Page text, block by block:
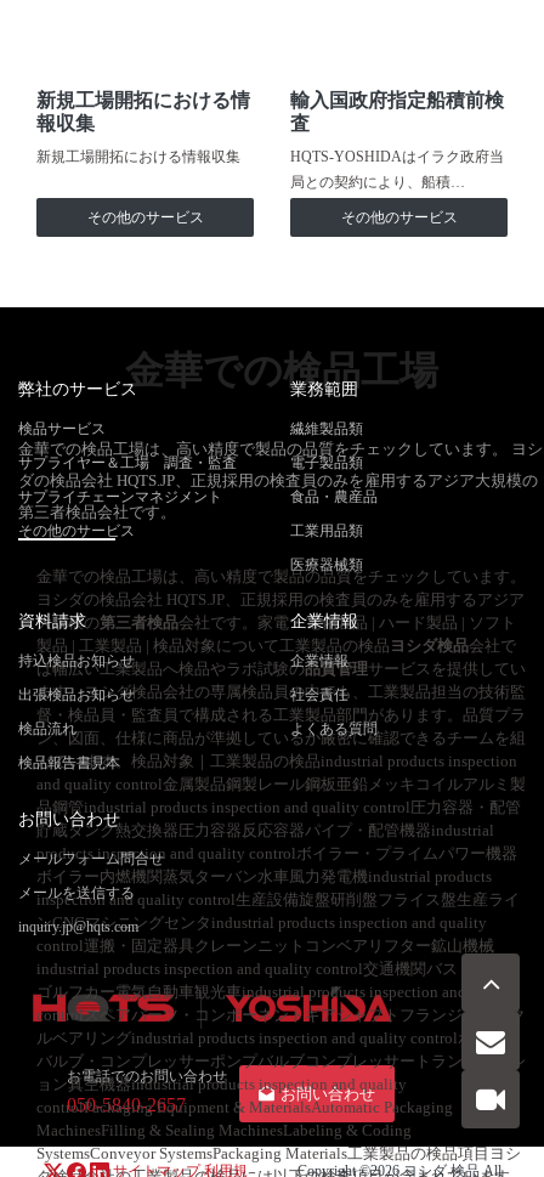
新規工場開拓における情
報収集
新規工場開拓における情報収集
その他のサービス
輸入国政府指定船積前検
査
HQTS-YOSHIDAはイラク政府当
局との契約により、船積…
その他のサービス
金華での検品工場
金華での検品工場は、高い精度で製品の品質をチェックしています。 ヨシ
ダの検品会社 HQTS.JP、正規採用の検査員のみを雇用するアジア大規模の
第三者検品会社です。
金華での検品工場は、高い精度で製品の品質をチェックしています。
ヨシダの検品会社 HQTS.JP、正規採用の検査員のみを雇用するアジア
大規模の第三者検品会社です。家電・電化製品 | ハード製品 | ソフト
製品 | 工業製品 | 検品対象について工業製品の検品 ヨシダ検品会社で
は幅広い工業製品へ検品やラボ試験の品質管理サービスを提供してい
ます。ヨシダ検品会社の専属検品員の中でも、工業製品担当の技術監
督・検品員・監査員で構成される工業製品部門があります。品質プラ
ン、図面、仕様に商品が準拠しているか厳密に確認できるチームを組
んでいます。検品対象｜工業製品の検品industrial products inspection
and quality control金属製品鋼製レール鋼板亜鉛メッキコイルアルミ製
品鋼管industrial products inspection and quality control圧力容器・配管
貯蔵タンク熱交換器圧力容器反応容器パイプ・配管機器industrial
products inspection and quality controlボイラー・プライムパワー機器
ボイラー内燃機関蒸気ターバン水車風力発電機industrial products
inspection and quality control生産設備旋盤研削盤フライス盤生産ライ
ンCNCマシニングセンタindustrial products inspection and quality
control運搬・固定器具クレーンニットコンベアリフター鉱山機械
industrial products inspection and quality control交通機関バストラック
ゴルフカー電気自動車観光車industrial products inspection and quality
controlスペアパーツ・コンポーネントギアシャフトフランジシャック
ルベアリングindustrial products inspection and quality controlポンプ・
バルブ・コンプレッサーポンプバルブコンプレッサートランスミッシ
ョン真空機器industrial products inspection and quality
controlPackaging Equipment & MaterialsAutomatic Packaging
MachinesFilling & Sealing MachinesLabeling & Coding
SystemsConveyor SystemsPackaging Materials工業製品の検品項目ヨシ
弊社のサービス
検品サービス
サプライヤー＆工場 調査・監査
サプライチェーンマネジメント
その他のサービス
業務範囲
繊維製品類
電子製品類
食品・農産品
工業用品類
医療器械類
資料請求
持込検品お知らせ
出張検品お知らせ
検品流れ
検品報告書見本
企業情報
企業情報
社会責任
よくある質問
お問い合わせ
メールフォーム問合せ
メールを送信する
inquiry.jp@hqts.com
お電話でのお問い合わせ
050-5840-2657
お問い合わせ
サイトマップ 利用規 Copyright ©2026ヨシダ 検品 All